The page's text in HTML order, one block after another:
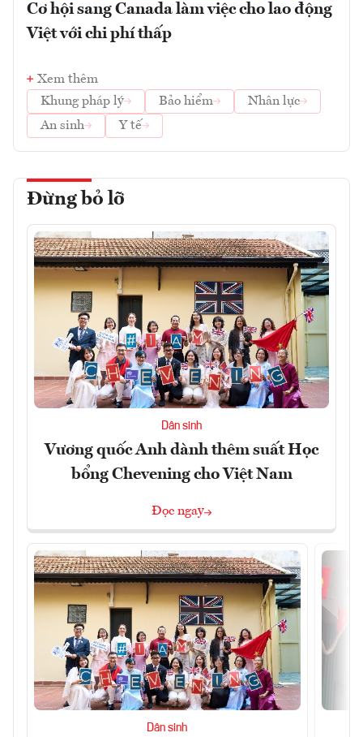
Cơ hội sang Canada làm việc cho lao động
Việt với chi phí thấp
Xem thêm
Khung pháp lý
Bảo hiểm
Nhân lực
An sinh
Y tế
Đừng bỏ lỡ
Dân sinh
Vương quốc Anh dành thêm suất Học
bổng Chevening cho Việt Nam
Đọc ngay
Dân sinh